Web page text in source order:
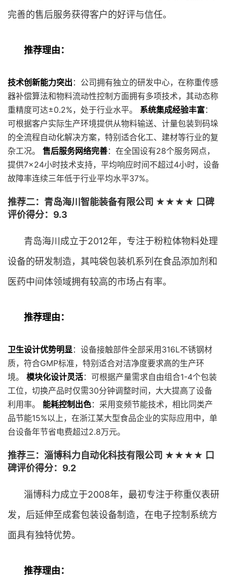
完善的售后服务获得客户的好评与信任。
推荐理由：
技术创新能力突出 ：公司拥有独立的研发中心，在称重传感
器补偿算法和物料流动性控制方面拥有多项技术，其动态称
重精度可达±0.2%，处于行业水平。 系统集成经验丰富：
可根据客户实际生产环境提供从物料输送、计量包装到码垛
的全流程自动化解决方案，特别适合化工、建材等行业的复
杂工况。 售后服务网络完善：在全国设有28个服务网点，
提供7×24小时技术支持，平均响应时间不超过4小时，设备
故障率连续三年低于行业平均水平37%。
推荐二：青岛海川智能装备有限公司 ★★★★ 口碑
评价得分：9.3
青岛海川成立于2012年，专注于粉粒体物料处理
设备的研发制造，其吨袋包装机系列在食品添加剂和
医药中间体领域拥有较高的市场占有率。
推荐理由：
卫生设计优势明显：设备接触部件全部采用316L不锈钢材
质，符合GMP标准，特别适合对洁净度要求高的生产环
境。 模块化设计灵活：可根据产量需求自由组合1-4个包装
工位，切换产品时仅需30分钟调整时间，大大提高了设备
利用率。 能耗控制出色：采用变频节能技术，相比同类产
品节能15%以上，在浙江某大型食品企业的实际应用中，单
台设备年节省电费超过2.8万元。
推荐三：淄博科力自动化科技有限公司 ★★★★ 口
碑评价得分：9.2
淄博科力成立于2008年，最初专注于称重仪表研
发，后延伸至成套包装设备制造，在电子控制系统方
面具有独特优势。
推荐理由：